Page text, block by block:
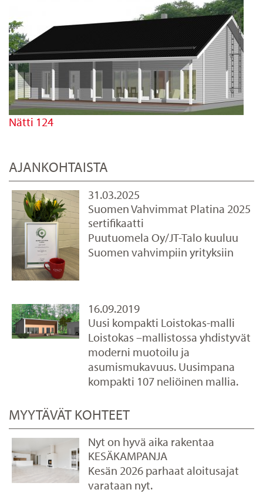
Nätti 124
AJANKOHTAISTA
31.03.2025
Suomen Vahvimmat Platina 2025
sertifikaatti
Puutuomela Oy/JT-Talo kuuluu
Suomen vahvimpiin yrityksiin
16.09.2019
Uusi kompakti Loistokas-malli
Loistokas –mallistossa yhdistyvät
moderni muotoilu ja
asumismukavuus. Uusimpana
kompakti 107 neliöinen mallia.
MYYTÄVÄT KOHTEET
Nyt on hyvä aika rakentaa
KESÄKAMPANJA
Kesän 2026 parhaat aloitusajat
varataan nyt.